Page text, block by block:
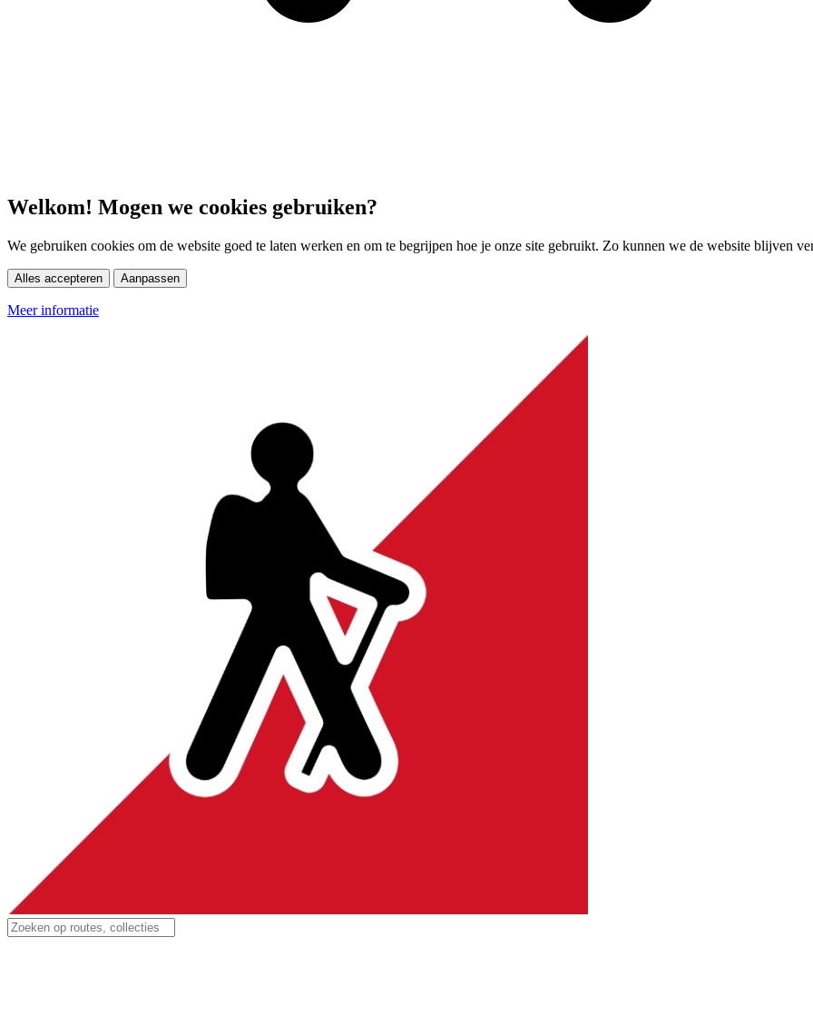
Welkom! Mogen we cookies gebruiken?
We gebruiken cookies om de website goed te laten werken en om te begrijpen hoe je onze site gebruikt. Zo kunnen we de website blijven
Alles accepteren Aanpassen
Meer informatie